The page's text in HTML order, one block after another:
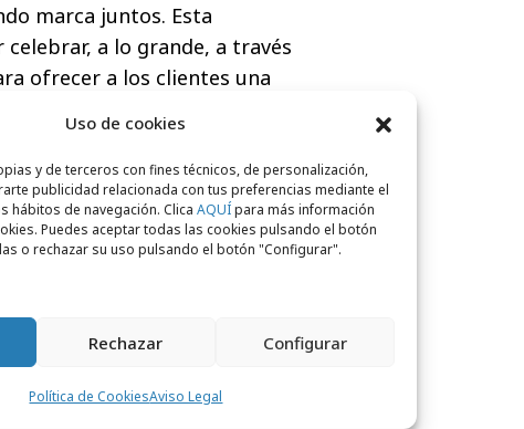
Uso de cookies
y de terceros con fines técnicos, de personalización,
publicidad relacionada con tus preferencias mediante el
hábitos de navegación. Clica AQUÍpara más información
Puedes aceptar todas las cookies pulsando el botón
o rechazar su uso pulsando el botón "Configurar".
Rechazar Configurar
Política de CookiesAviso Legal
marca juntos. Esta
a lo grande, a través
ofrecer a los clientes una
prima que marida a la
de Budweiser”, comenta
en Mahou San
en España.
aún más a los amantes de
lanzarán un
que diez usuarios puedan
el restaurante que escojan
primeras 200 personas que
bag de Budweiser.